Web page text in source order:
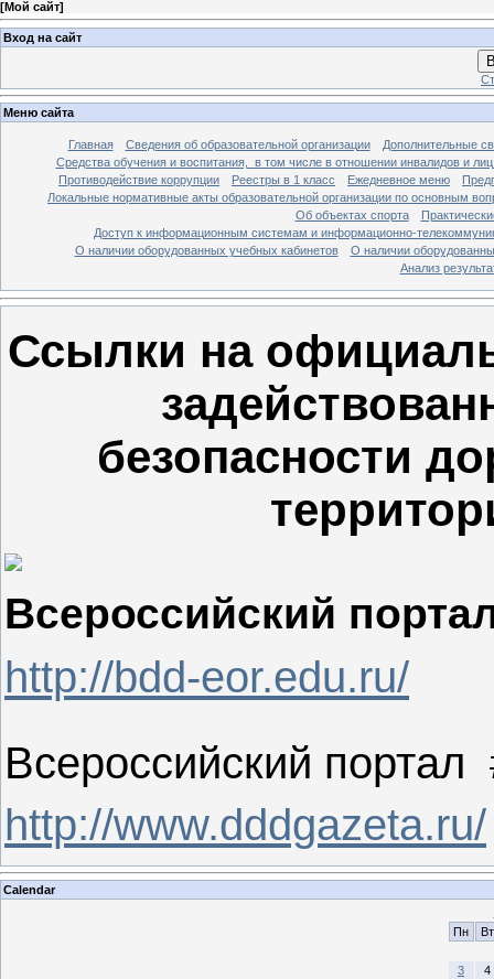
[Мой сайт]
Вход на сайт
Меню сайта
Главная Сведения об образовательной организации
Дополнительные
Средства обучения и воспитания, в том числе в отношении инвалидов и
Противодействие коррупции
Реестры в 1 класс Ежедневное меню
Локальные нормативные акты образовательной организации по основным
Об объектах спорта
Доступ к информационным системам и информационно-
О наличии оборудованных учебных кабинетов
О наличии
Анализ
Ссылки на
безопасности
Всероссийский
http://bdd-eor.edu.ru/
Всероссийский
http://www.dddgazeta.ru/
Calendar
Пн
Вт
3
4